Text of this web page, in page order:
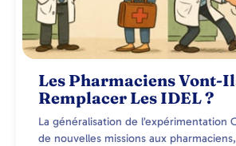
Les Pharmaciens Vont-
Remplacer Les IDEL ?
La généralisation de l’expérimentation
de nouvelles missions aux